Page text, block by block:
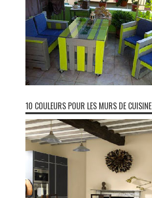
10 COULEURS POUR LES MURS DE CUISINE